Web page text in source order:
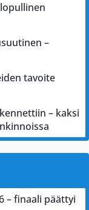
–
tavoite
– kaksi
– finaali päättyi